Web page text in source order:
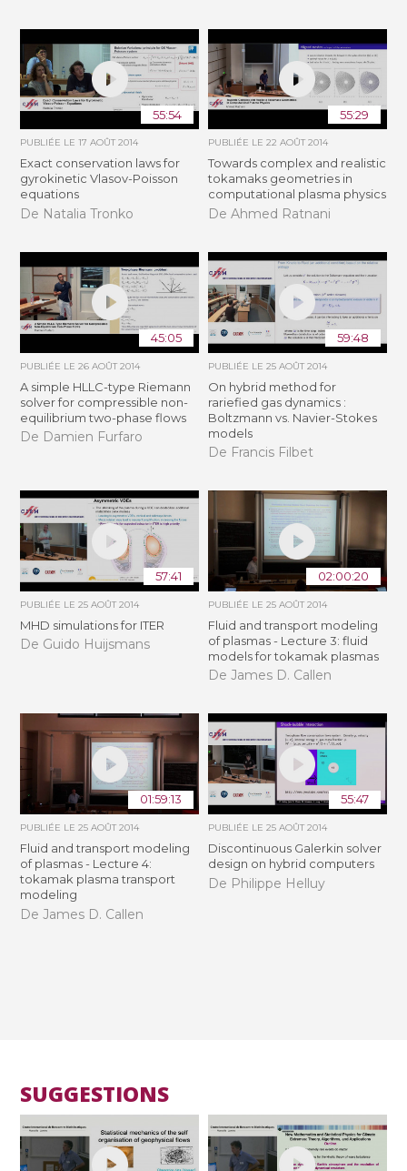
55:54
PUBLIÉE LE17 AOÛT 2014
Exact conservation laws for
gyrokinetic Vlasov-Poisson
equations
De Natalia Tronko
55:29
PUBLIÉE LE 22 AOÛT 2014
Towards complex and realistic
tokamaks geometries in
computational plasma physics
De Ahmed Ratnani
45:05
PUBLIÉE LE26 AOÛT 2014
A simple HLLC-type Riemann
solver for compressible non-
equilibrium two-phase flows
De Damien Furfaro
59:48
PUBLIÉE LE 25 AOÛT 2014
On hybrid method for
rariefied gas dynamics :
Boltzmann vs. Navier-Stokes
models
De Francis Filbet
57:41
PUBLIÉE LE25 AOÛT 2014
MHD simulations for ITER
De Guido Huijsmans
02:00:20
PUBLIÉE LE 25 AOÛT 2014
Fluid and transport modeling
of plasmas - Lecture 3: fluid
models for tokamak plasmas
De James D. Callen
01:59:13
PUBLIÉE LE25 AOÛT 2014
Fluid and transport modeling
of plasmas - Lecture 4:
tokamak plasma transport
modeling
De James D. Callen
55:47
PUBLIÉE LE 25 AOÛT 2014
Discontinuous Galerkin solver
design on hybrid computers
De Philippe Helluy
SUGGESTIONS